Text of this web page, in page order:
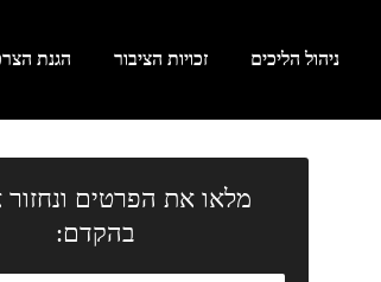
ניהול הליכים זכויות הציבור הגנת
מלאו את הפרטים ונחזור
בהקדם: